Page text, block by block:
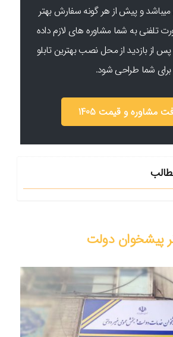
و پیش از هر گونه سفارش بهتر
تلفنی به شما مشاوره های لازم داده
از بازدید از محل نصب بهترین تابلو
برای شما طراحی شود.
مشاوره و قیمت 1405
پیشخوان دولت